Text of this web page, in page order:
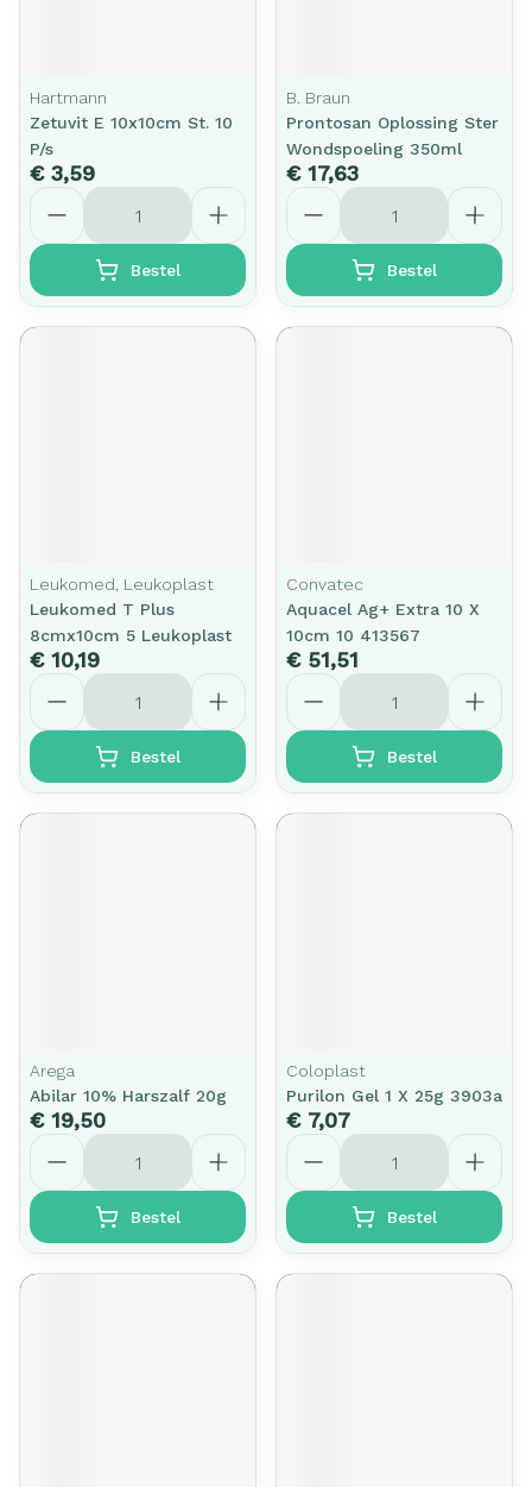
Hartmann
Zetuvit E 10x10cm St. 10
P/s
€ 3,59
Aantal
Bestel
B. Braun
Prontosan Oplossing Ster
Wondspoeling 350ml
€ 17,63
Aantal
Bestel
Leukomed, Leukoplast
Leukomed T Plus
8cmx10cm 5 Leukoplast
€ 10,19
Aantal
Bestel
Convatec
Aquacel Ag+ Extra 10 X
10cm 10 413567
€ 51,51
Aantal
Bestel
Arega
Abilar 10% Harszalf 20g
€ 19,50
Aantal
Bestel
Coloplast
Purilon Gel 1 X 25g 3903a
€ 7,07
Aantal
Bestel